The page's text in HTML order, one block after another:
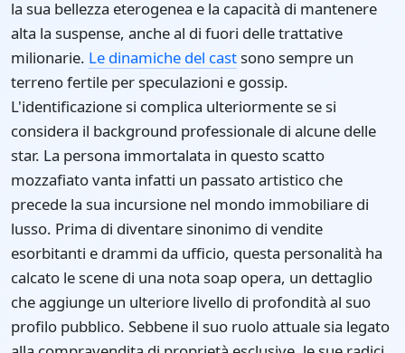
la sua bellezza eterogenea e la capacità di mantenere
alta la suspense, anche al di fuori delle trattative
milionarie. Le dinamiche del cast sono sempre un
terreno fertile per speculazioni e gossip.
L'identificazione si complica ulteriormente se si
considera il background professionale di alcune delle
star. La persona immortalata in questo scatto
mozzafiato vanta infatti un passato artistico che
precede la sua incursione nel mondo immobiliare di
lusso. Prima di diventare sinonimo di vendite
esorbitanti e drammi da ufficio, questa personalità ha
calcato le scene di una nota soap opera, un dettaglio
che aggiunge un ulteriore livello di profondità al suo
profilo pubblico. Sebbene il suo ruolo attuale sia legato